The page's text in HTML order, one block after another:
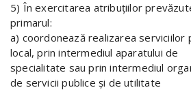
5) În exercitarea atribuţiilor
primarul:
a) coordonează realizarea serviciilor
local, prin intermediul aparatului de
specialitate sau prin intermediul
de servicii publice şi de utilitate